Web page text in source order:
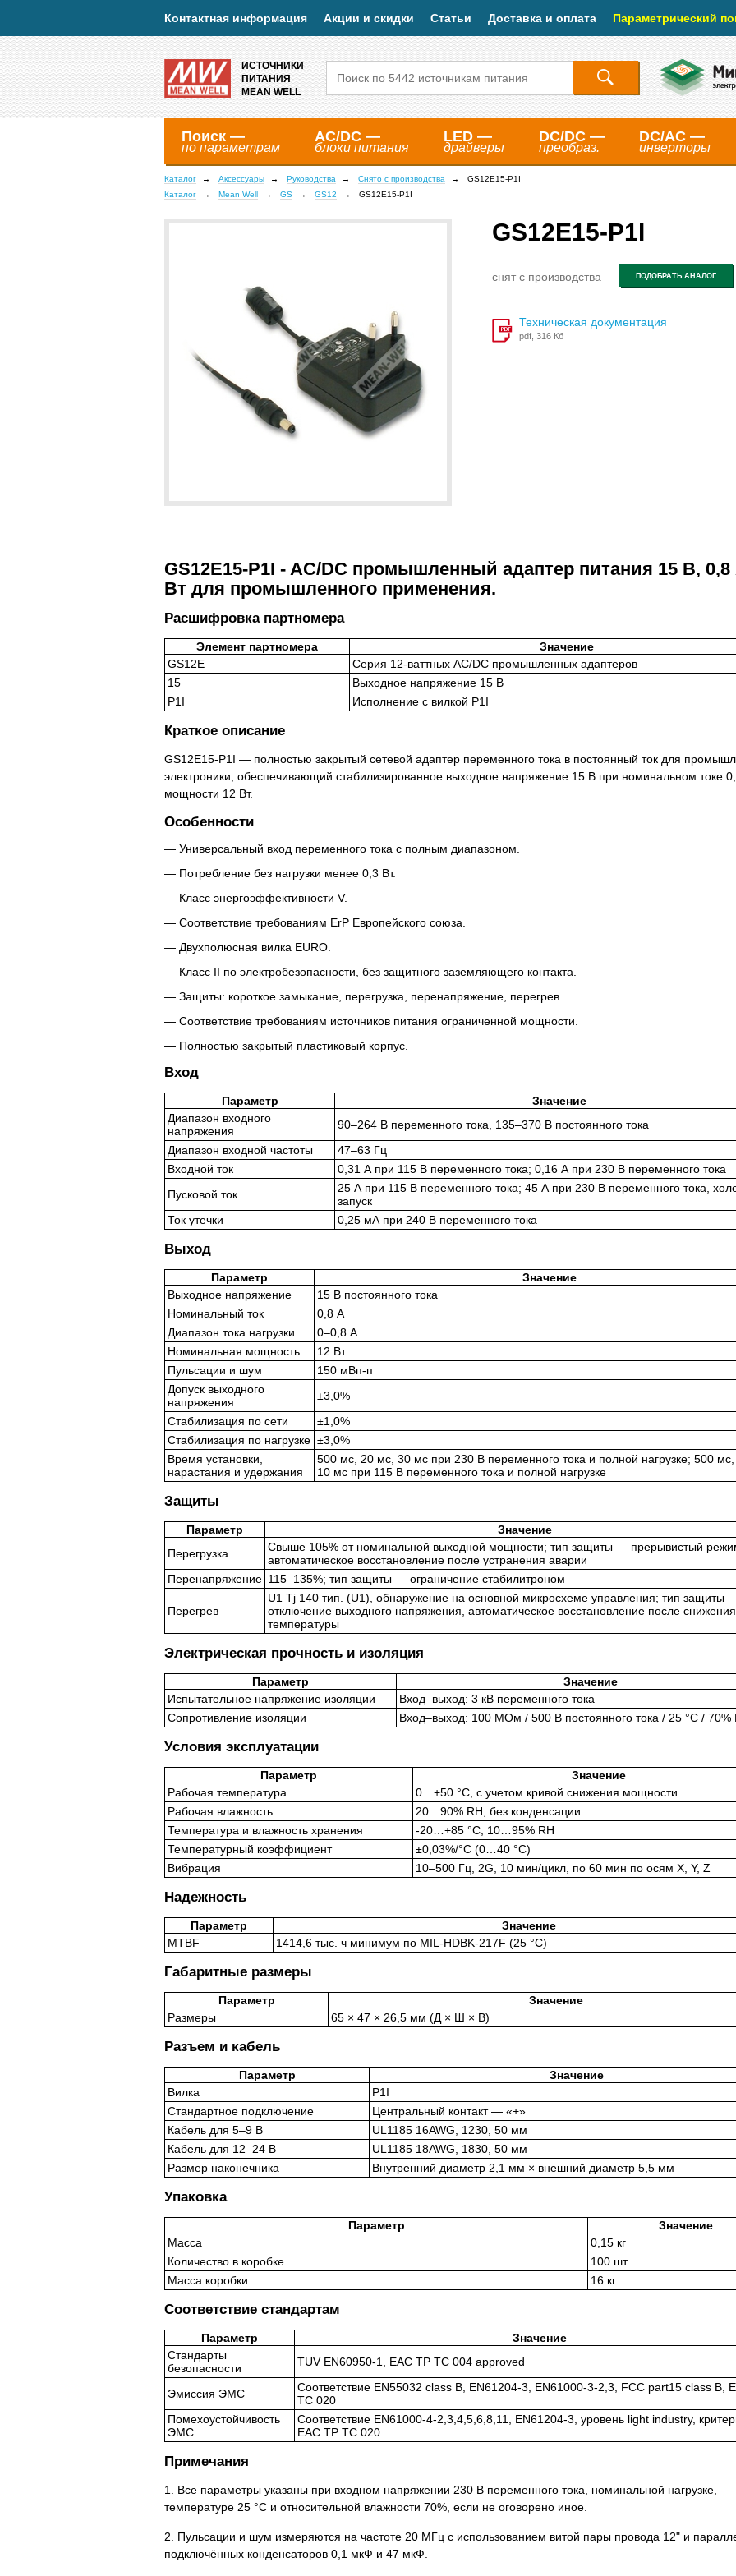
Контактная информация Акции и скидки Статьи Доставка и оплата Параметрический
ИСТОЧНИКИ
ПИТАНИЯ
MEAN WELL
Поиск —
по параметрам
AC/DC —
блоки питания
LED —
драйверы
DC/DC —
преобраз.
DC/AC —
инверторы
Каталог Аксессуары Руководства Снято с производства
GS12E15-P1I
Каталог
Mean Well GS GS12 GS12E15-P1I
GS12E15-P1I
снят с производства ПОДОБРАТЬ АНАЛОГ
Техническая документация
pdf, 316 Кб
GS12E15-P1I - AC/DC промышленный адаптер питания 15 В, 0,8
Вт для промышленного применения.
Расшифровка партномера
Элемент партномера
Значение
GS12E
Серия 12-ваттных AC/DC промышленных адаптеров
15
Выходное напряжение 15 В
P1I
Исполнение с вилкой P1I
Краткое описание
GS12E15-P1I — полностью закрытый сетевой адаптер переменного тока в постоянный ток для
электроники, обеспечивающий стабилизированное выходное напряжение 15 В при номинальном токе
мощности 12 Вт.
Особенности
Универсальный вход переменного тока с полным диапазоном.
Потребление без нагрузки менее 0,3 Вт.
Класс энергоэффективности V.
Соответствие требованиям ErP Европейского союза.
Двухполюсная вилка EURO.
Класс II по электробезопасности, без защитного заземляющего контакта.
Защиты: короткое замыкание, перегрузка, перенапряжение, перегрев.
Соответствие требованиям источников питания ограниченной мощности.
Полностью закрытый пластиковый корпус.
Вход
Параметр
Значение
Диапазон входного
напряжения
90–264 В переменного тока, 135–370 В постоянного тока
Диапазон входной частоты
47–63 Гц
Входной ток
0,31 А при 115 В переменного тока; 0,16 А при 230 В переменного тока
Пусковой ток
25 А при 115 В переменного тока; 45 А при 230 В переменного тока,
запуск
Ток утечки
0,25 мА при 240 В переменного тока
Выход
Параметр
Значение
Выходное напряжение
15 В постоянного тока
Номинальный ток
0,8 А
Диапазон тока нагрузки
0–0,8 А
Номинальная мощность
12 Вт
Пульсации и шум
150 мВп-п
Допуск выходного
напряжения
±3,0%
Стабилизация по сети
±1,0%
Стабилизация по нагрузке ±3,0%
Время установки,
нарастания и удержания
500 мс, 20 мс, 30 мс при 230 В переменного тока и полной нагрузке; 500 мс,
10 мс при 115 В переменного тока и полной нагрузке
Защиты
Параметр
Значение
Перегрузка
Свыше 105% от номинальной выходной мощности; тип защиты — прерывистый
автоматическое восстановление после устранения аварии
Перенапряжение 115–135%; тип защиты — ограничение стабилитроном
Перегрев
U1 Tj 140 тип. (U1), обнаружение на основной микросхеме управления; тип защиты
отключение выходного напряжения, автоматическое восстановление после снижения
температуры
Электрическая прочность и изоляция
Параметр
Значение
Испытательное напряжение изоляции
Вход–выход: 3 кВ переменного тока
Сопротивление изоляции
Вход–выход: 100 МОм / 500 В постоянного тока / 25 °C / 70%
Условия эксплуатации
Параметр
Значение
Рабочая температура
0…+50 °C, с учетом кривой снижения мощности
Рабочая влажность
20…90% RH, без конденсации
Температура и влажность хранения
-20…+85 °C, 10…95% RH
Температурный коэффициент
±0,03%/°C (0…40 °C)
Вибрация
10–500 Гц, 2G, 10 мин/цикл, по 60 мин по осям X, Y, Z
Надежность
Параметр
Значение
MTBF
1414,6 тыс. ч минимум по MIL-HDBK-217F (25 °C)
Габаритные размеры
Параметр
Значение
Размеры
65 × 47 × 26,5 мм (Д × Ш × В)
Разъем и кабель
Параметр
Значение
Вилка
P1I
Стандартное подключение
Центральный контакт — «+»
Кабель для 5–9 В
UL1185 16AWG, 1230, 50 мм
Кабель для 12–24 В
UL1185 18AWG, 1830, 50 мм
Размер наконечника
Внутренний диаметр 2,1 мм × внешний диаметр 5,5 мм
Упаковка
Параметр
Значение
Масса
0,15 кг
Количество в коробке
100 шт.
Масса коробки
16 кг
Соответствие стандартам
Параметр
Значение
Стандарты
безопасности
TUV EN60950-1, EAC TP TC 004 approved
Эмиссия ЭМС
Соответствие EN55032 class B, EN61204-3, EN61000-3-2,3, FCC part15 class B,
TC 020
Помехоустойчивость
ЭМС
Соответствие EN61000-4-2,3,4,5,6,8,11, EN61204-3, уровень light industry,
EAC TP TC 020
Примечания
1. Все параметры указаны при входном напряжении 230 В переменного тока, номинальной нагрузке,
температуре 25 °C и относительной влажности 70%, если не оговорено иное.
2. Пульсации и шум измеряются на частоте 20 МГц с использованием витой пары провода 12" и
подключённых конденсаторов 0,1 мкФ и 47 мкФ.